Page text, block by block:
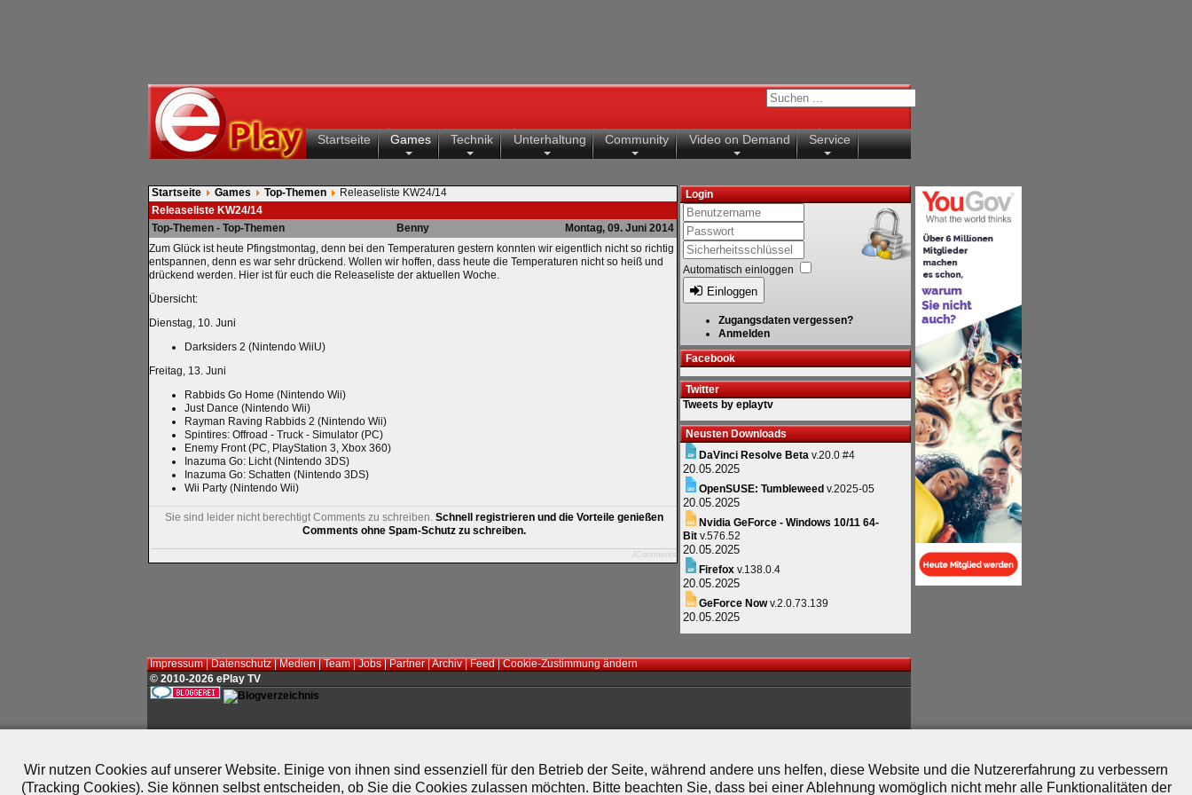
Startseite Games Technik Unterhaltung Community Video on Demand Service
Startseite Games Top-Themen
Releaseliste KW24/14
Releaseliste KW24/14
Top-Themen - Top-Themen
Benny
Montag, 09. Juni 2014
Zum Glück ist heute Pfingstmontag, denn bei den Temperaturen gestern konnten wir eigentlich nicht so richtig
entspannen, denn es war sehr drückend. Wollen wir hoffen, dass heute die Temperaturen nicht so heiß und
drückend werden. Hier ist für euch die Releaseliste der aktuellen Woche.
Übersicht:
Dienstag, 10. Juni
Darksiders 2 (Nintendo WiiU)
Freitag, 13. Juni
Rabbids Go Home (Nintendo Wii)
Just Dance (Nintendo Wii)
Rayman Raving Rabbids 2 (Nintendo Wii)
Spintires: Offroad - Truck - Simulator (PC)
Enemy Front (PC, PlayStation 3, Xbox 360)
Inazuma Go: Licht (Nintendo 3DS)
Inazuma Go: Schatten (Nintendo 3DS)
Wii Party (Nintendo Wii)
Sie sind leider nicht berechtigt Comments zu schreiben. Schnell registrieren und die Vorteile genießen
Comments ohne Spam-Schutz zu schreiben.
JComments
Login
Automatisch einloggen
Einloggen
Zugangsdaten vergessen?
Anmelden
Facebook
Twitter
Tweets by eplaytv
Neusten Downloads
DaVinci Resolve Beta v.20.0 #4
20.05.2025
OpenSUSE: Tumbleweed v.2025-05
20.05.2025
Nvidia GeForce - Windows 10/11 64-
Bit v.576.52
20.05.2025
Firefox v.138.0.4
20.05.2025
GeForce Nowv.2.0.73.139
20.05.2025
Impressum|Datenschutz|Medien|Team|Jobs|Partner|Archiv|Feed|Cookie-Zustimmung ändern
© 2010-2026 ePlay TV
Wir nutzen Cookies auf unserer Website. Einige von ihnen sind essenziell für den Betrieb der Seite, während andere uns helfen, diese Website und die Nutzererfahrung zu verbessern
(Tracking Cookies). Sie können selbst entscheiden, ob Sie die Cookies zulassen möchten. Bitte beachten Sie, dass bei einer Ablehnung womöglich nicht mehr alle Funktionalitäten der